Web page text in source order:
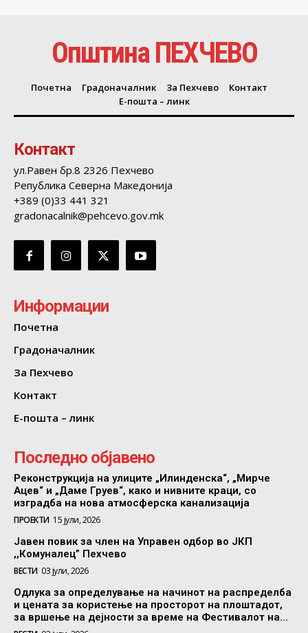
Општина ПЕХЧЕВО
Почетна Градоначалник За Пехчево
Контакт
Е-пошта – линк
Контакт
ул.Равен бр.8 2326 Пехчево
Република Северна Македонија
+389 (0)33 441 321
gradonacalnik@pehcevo.gov.mk
Информации
Почетна
Градоначалник
За Пехчево
Контакт
Е-пошта – линк
Последно објавено
Реконструкција на улиците „Илинденска“, „Мирче
Ацев“ и „Даме Груев“, како и нивните краци, со
изградба на нова атмосферска канализација
ПРОЕКТИ 15 јули, 2026
Јавен повик за член на Управен одбор во ЈКП
,,Комуналец” Пехчево
ВЕСТИ 03 јули, 2026
Одлука за определување на начинот на распределба
и цената за користење на просторот на плоштадот,
за вршење на дејности за време на Фестивалот на...